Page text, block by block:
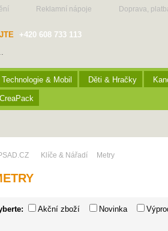
Reklamní nápoje Doprava,
+420 608 733 113
Technologie & Mobil Děti & Hračky
Klíče & Nářadí Metry
Akční zboží Novinka